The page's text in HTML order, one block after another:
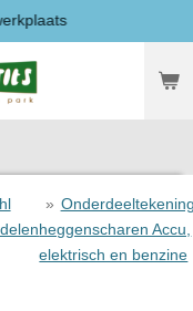
»
heggenscharen Accu,
elektrisch en benzine